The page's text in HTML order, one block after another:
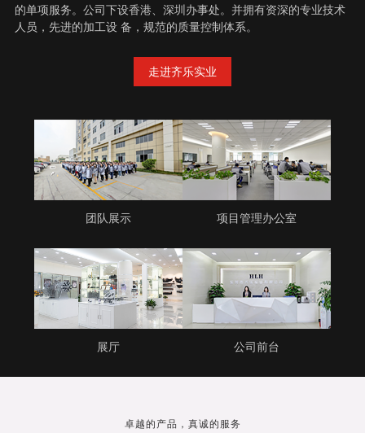
的单项服务。公司下设香港、深圳办事处。并拥有资深的专业技术
人员，先进的加工设 备，规范的质量控制体系。
走进齐乐实业
团队展示 项目管理办公室
展厅 公司前台
卓越的产品，真诚的服务